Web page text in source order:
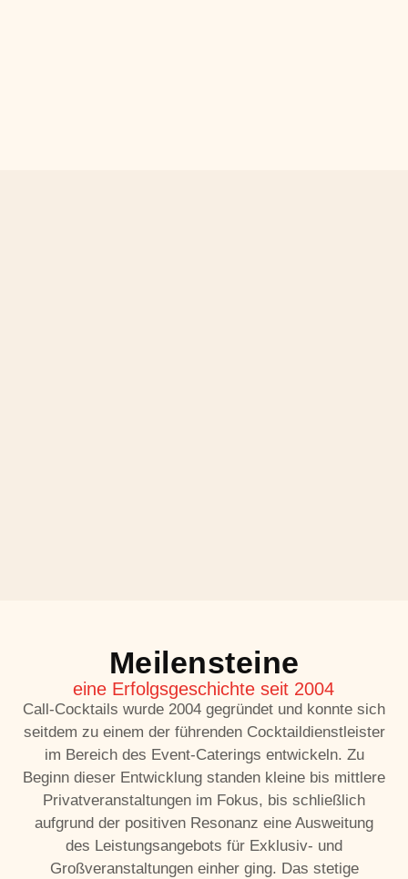
Meilensteine
eine Erfolgsgeschichte seit 2004
Call-Cocktails wurde 2004 gegründet und konnte sich
seitdem zu einem der führenden Cocktaildienstleister
im Bereich des Event-Caterings entwickeln. Zu
Beginn dieser Entwicklung standen kleine bis mittlere
Privatveranstaltungen im Fokus, bis schließlich
aufgrund der positiven Resonanz eine Ausweitung
des Leistungsangebots für Exklusiv- und
Großveranstaltungen einher ging. Das stetige